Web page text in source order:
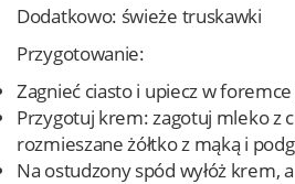
Dodatkowo: świeże truskawki
Przygotowanie:
Zagnieć ciasto i upiecz w
Przygotuj krem: zagotuj mleko z
rozmieszane żółtko z mąką i
Na ostudzony spód wyłóż krem,